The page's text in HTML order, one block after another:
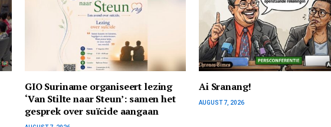
GIO Suriname organiseert lezing
‘Van Stilte naar Steun’: samen het
gesprek over suïcide aangaan
Ai Sranang!
AUGUST 7, 2026